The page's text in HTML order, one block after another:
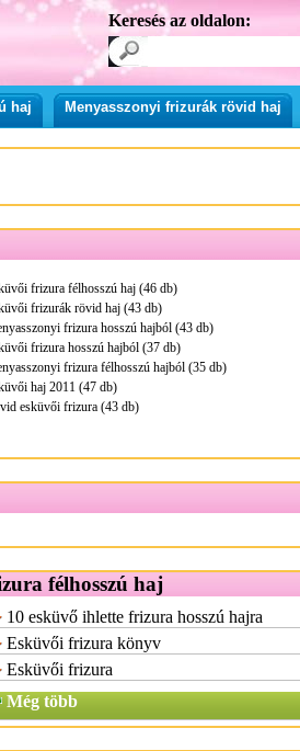
Keresés az oldalon:
haj Menyasszonyi frizurák rövid haj
frizura félhosszú haj (46 db)
frizurák rövid haj (43 db)
frizura hosszú hajból (43 db)
frizura hosszú hajból (37 db)
frizura félhosszú hajból (35 db)
haj 2011 (47 db)
esküvői frizura (43 db)
félhosszú haj
10 esküvő ihlette frizura hosszú hajra
Esküvői frizura könyv
Esküvői frizura
Még több